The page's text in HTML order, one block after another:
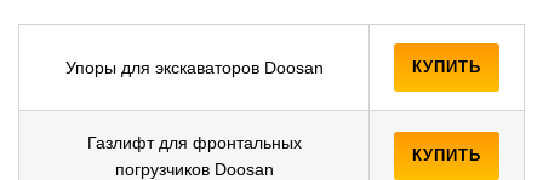
Упоры для экскаваторов Doosan КУПИТЬ
Газлифт для фронтальных
погрузчиков Doosan
КУПИТЬ